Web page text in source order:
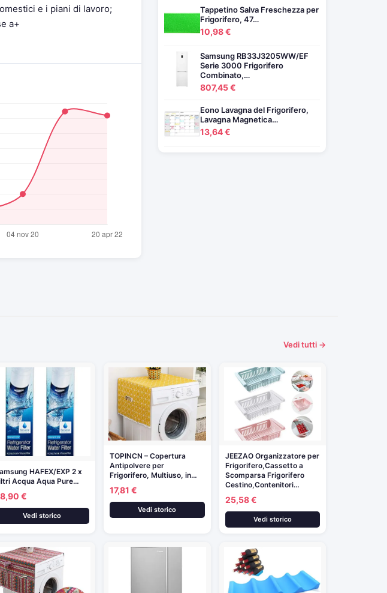
e i piani di lavoro;
a+
Tappetino Salva Freschezza per
Frigorifero, 47…
10,98 €
Samsung RB33J3205WW/EF
Serie 3000 Frigorifero
Combinato,…
807,45 €
Eono Lavagna del Frigorifero,
Lavagna Magnetica…
13,64 €
Vedi tutti →
HAFEX/EXP 2 x
Acqua Aqua Pure…
€
Vedi storico
TOPINCN – Copertura
Antipolvere per
Frigorifero, Multiuso, in…
17,81 €
Vedi storico
JEEZAO Organizzatore per
Frigorifero,Cassetto a
Scomparsa Frigorifero
Cestino,Contenitori…
25,58 €
Vedi storico